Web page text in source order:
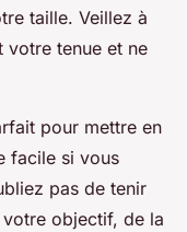
taille. Veillez à
votre tenue et ne
pour mettre en
facile si vous
pas de tenir
objectif, de la